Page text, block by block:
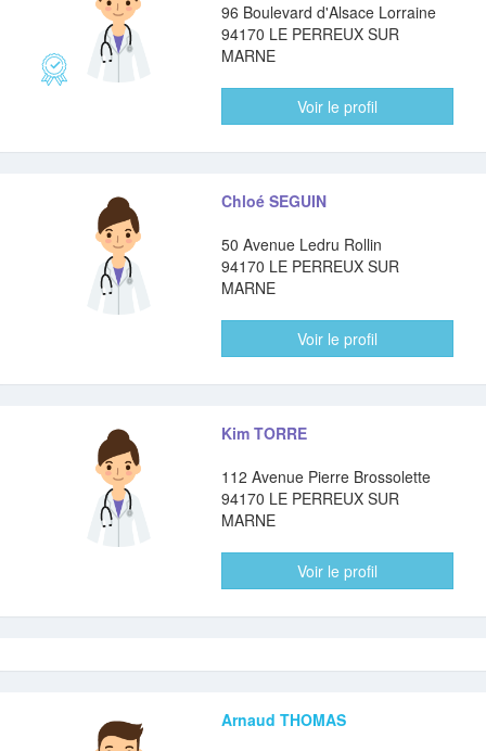
96 Boulevard d'Alsace Lorraine
94170 LE PERREUX SUR
MARNE
Voir le profil
Chloé SEGUIN
50 Avenue Ledru Rollin
94170 LE PERREUX SUR
MARNE
Voir le profil
Kim TORRE
112 Avenue Pierre Brossolette
94170 LE PERREUX SUR
MARNE
Voir le profil
Arnaud THOMAS